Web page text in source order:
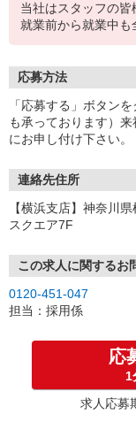
当社はスタッフの皆
就業前から就業中
応募方法
「応募する」ボタン
も承っております）
にお申し付け下さい。
連絡先住所
【横浜支店】神奈川
スクエア7F
この求人に関するお
0120-451-047
担当：採用係
応
1
求人応募